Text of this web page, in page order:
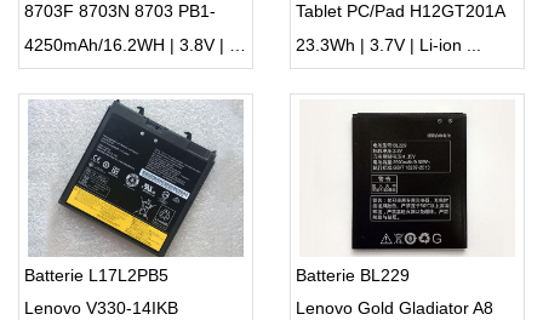
8703F 8703N 8703 PB1-
750N
4250mAh/16.2WH | 3.8V | Li-ion ...
Tablet PC/Pad H12GT201A
23.3Wh | 3.7V | Li-ion ...
Batterie L17L2PB5
Lenovo V330-14IKB
Batterie BL229
Lenovo Gold Gladiator A8